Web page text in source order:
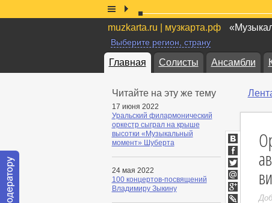
muzkarta.ru | музкарта.рф
Выберите регион, страну
Главная Солисты Ансамбли
Читайте на эту же тему
17 июня 2022
Уральский филармонический
оркестр сыграл на крыше
высотки «Музыкальный
момент» Шуберта
24 мая 2022
100 концертов-посвящений
Владимиру Зыкину
ВКонтакте
Facebook
Twitter
Мой
Мир
Google+